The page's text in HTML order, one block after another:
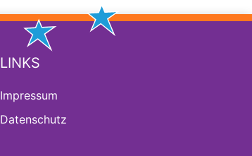
LINKS
Impressum
Datenschutz